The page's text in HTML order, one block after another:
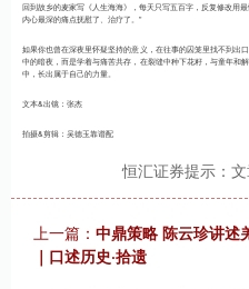
回到故乡的麦家写《人生海海》，每天只写五百字，反复修改用
内心最深的痛点抚慰了、治疗了。”
如果你也曾在深夜里怀疑坚持的意义，在往事的囚笼里找不到出
中的暗夜，而是学着与痛苦共存，在裂缝中种下花籽，与童年
中，长出属于自己的力量。
文本&出镜：张杰
拍摄&剪辑：吴德玉靠谱配
恒汇证券提示：
上一篇： 中鼎策略 陈云珍讲述
｜口述历史·拾遗